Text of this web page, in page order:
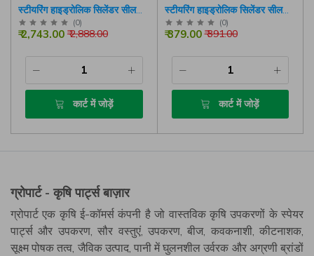
स्टीयरिंग हाइड्रोलिक सिलेंडर सील
किट
(0)
₹ 2,888.00
₹ 2,743.00
कार्ट में जोड़ें
स्टीयरिंग हाइड्रोलिक सिलेंडर सील
किट
(0)
₹ 391.00
₹ 379.00
कार्ट में जोड़ें
ग्रोपार्ट - कृषि पार्ट्स बाज़ार
ग्रोपार्ट एक कृषि ई-कॉमर्स कंपनी है जो वास्तविक कृषि उपकरणों के स्पेयर
पार्ट्स और उपकरण, सौर वस्तुएं, उपकरण, बीज, कवकनाशी, कीटनाशक,
सूक्ष्म पोषक तत्व, जैविक उत्पाद, पानी में घुलनशील उर्वरक और अग्रणी ब्रांडों